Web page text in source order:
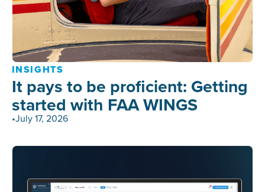
INSIGHTS
It pays to be proficient: Getting
started with FAA WINGS
•July 17, 2026